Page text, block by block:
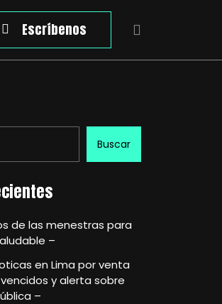
Escríbenos
Buscar
de las menestras para
–
en Lima por venta
y alerta sobre
–